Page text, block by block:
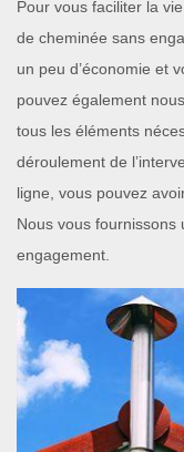
Pour vous faciliter la
de cheminée sans
un peu d’économie et
pouvez également
tous les éléments
déroulement de
ligne, vous pouvez
Nous vous fournissons
engagement.